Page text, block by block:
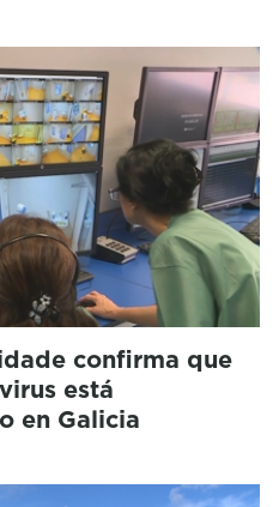
confirma que
está
en Galicia